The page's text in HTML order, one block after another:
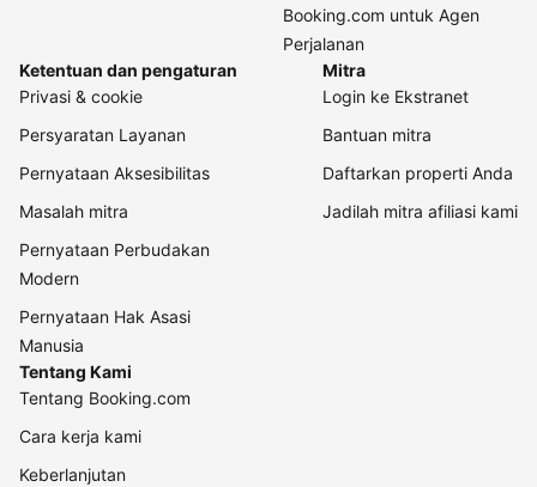
Booking.com untuk Agen
Perjalanan
Ketentuan dan pengaturan
Privasi & cookie
Persyaratan Layanan
Pernyataan Aksesibilitas
Masalah mitra
Pernyataan Perbudakan
Modern
Pernyataan Hak Asasi
Manusia
Mitra
Login ke Ekstranet
Bantuan mitra
Daftarkan properti Anda
Jadilah mitra afiliasi kami
Tentang Kami
Tentang Booking.com
Cara kerja kami
Keberlanjutan